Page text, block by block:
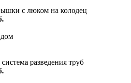
с люком на колодец
дом
разведения труб